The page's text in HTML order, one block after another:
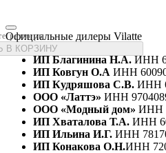
размеры
В КОРЗИНУ
Официальные дилеры Vilatte
ИП Благинина Н.А.ИНН
ИП Ковгун О.А ИНН
ИП Кудряшова С.В. ИНН
ООО «Латтэ» ИНН
ООО «Модный дом» ИНН
ИП Хваталова Т.А. ИНН
ИП Ильина И.Г. ИНН
ИП Конакова О.Н.ИНН